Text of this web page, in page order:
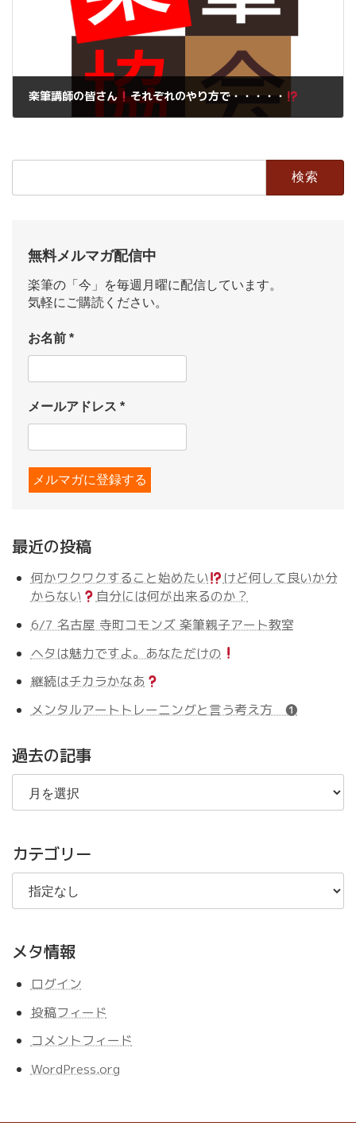
楽筆講師の皆さん それぞれのやり方で・・・・・
検
無料メルマガ配信中
楽筆の「今」を毎週月曜に配信しています。
気軽にご購読ください。
お名前 *
メールアドレス *
最近の投稿
何かワクワクすること始めたい
けど何して良いか分
からない
自分には何が出来るのか？
6/7 名古屋 寺町コモンズ 楽筆親子アート教室
ヘタは魅力ですよ。あなただけの
継続はチカラかなあ
メンタルアートトレーニングと言う考え方 ❶
過去の記事
過
の
事
カテゴリー
メタ情報
ログイン
投稿フィード
コメントフィード
WordPress.org